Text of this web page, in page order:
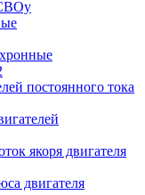
постоянного тока
якоря двигателя
двигателя